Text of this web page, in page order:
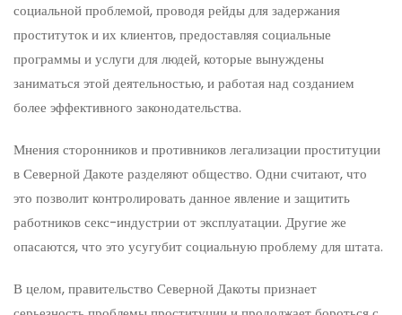
социальной проблемой, проводя рейды для задержания
проституток и их клиентов, предоставляя социальные
программы и услуги для людей, которые вынуждены
заниматься этой деятельностью, и работая над созданием
более эффективного законодательства.
Мнения сторонников и противников легализации проституции
в Северной Дакоте разделяют общество. Одни считают, что
это позволит контролировать данное явление и защитить
работников секс-индустрии от эксплуатации. Другие же
опасаются, что это усугубит социальную проблему для штата.
В целом, правительство Северной Дакоты признает